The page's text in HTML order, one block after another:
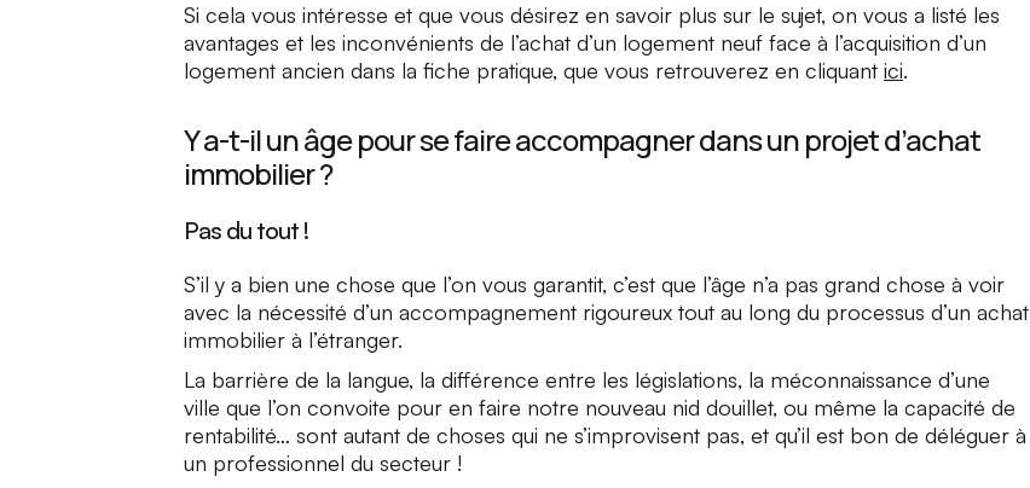
Si cela vous intéresse et que vous désirez en savoir plus sur le sujet, on vous a listé les
avantages et les inconvénients de l’achat d’un logement neuf face à l’acquisition d’un
logement ancien dans la fiche pratique, que vous retrouverez en cliquant ici.
Y a-t-il un âge pour se faire accompagner dans un projet d’achat
immobilier ?
Pas du tout !
S’il y a bien une chose que l’on vous garantit, c’est que l’âge n’a pas grand chose à voir
avec la nécessité d’un accompagnement rigoureux tout au long du processus d’un achat
immobilier à l’étranger.
La barrière de la langue, la différence entre les législations, la méconnaissance d’une
ville que l’on convoite pour en faire notre nouveau nid douillet, ou même la capacité de
rentabilité… sont autant de choses qui ne s’improvisent pas, et qu’il est bon de déléguer à
un professionnel du secteur !